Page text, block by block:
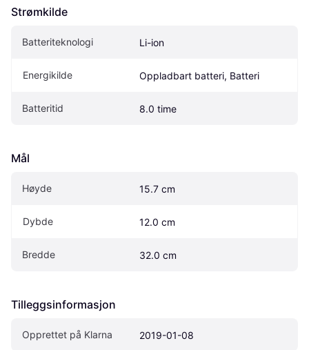
Strømkilde
Batteriteknologi Li-ion
Energikilde Oppladbart batteri, Batteri
Batteritid 8.0 time
Mål
Høyde 15.7 cm
Dybde 12.0 cm
Bredde 32.0 cm
Tilleggsinformasjon
Opprettet på Klarna 2019-01-08